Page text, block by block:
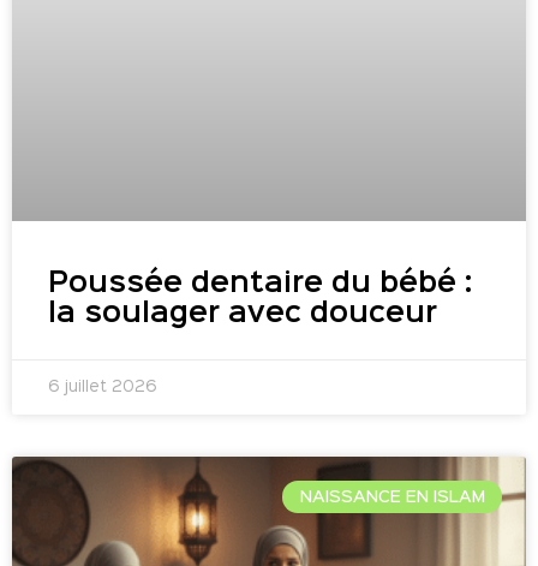
Poussée dentaire du bébé :
la soulager avec douceur
6 juillet 2026
NAISSANCE EN ISLAM